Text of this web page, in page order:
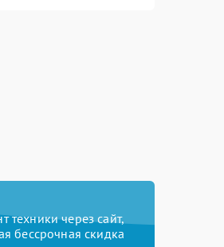
через сайт,
бессрочная скидка